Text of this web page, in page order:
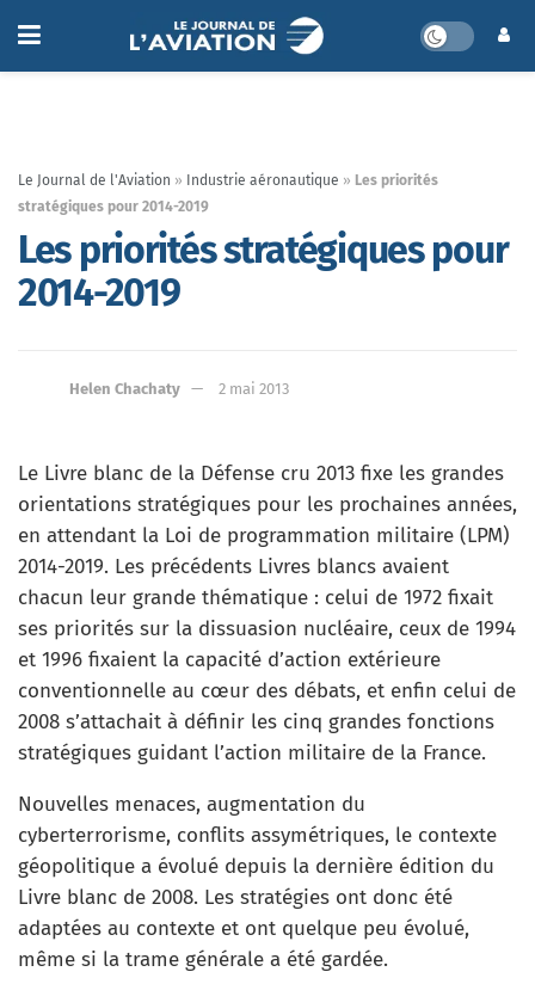
Le Journal de l'Aviation » Industrie aéronautique » Les priorités
stratégiques pour 2014-2019
Les priorités stratégiques pour
2014-2019
Helen Chachaty 2 mai 2013
Le Livre blanc de la Défense cru 2013 fixe les grandes
orientations stratégiques pour les prochaines années,
en attendant la Loi de programmation militaire (LPM)
2014-2019. Les précédents Livres blancs avaient
chacun leur grande thématique : celui de 1972 fixait
ses priorités sur la dissuasion nucléaire, ceux de 1994
et 1996 fixaient la capacité d’action extérieure
conventionnelle au cœur des débats, et enfin celui de
2008 s’attachait à définir les cinq grandes fonctions
stratégiques guidant l’action militaire de la France.
Nouvelles menaces, augmentation du
cyberterrorisme, conflits assymétriques, le contexte
géopolitique a évolué depuis la dernière édition du
Livre blanc de 2008. Les stratégies ont donc été
adaptées au contexte et ont quelque peu évolué,
même si la trame générale a été gardée.